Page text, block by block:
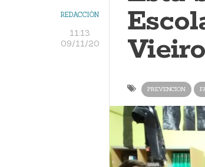
REDACCIÓN
11:13
09/11/20
Vieiro
PREVENCION